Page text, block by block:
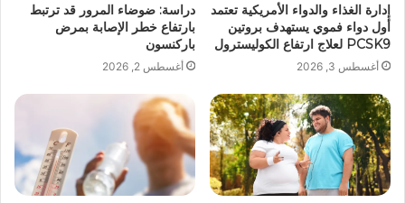
إدارة الغذاء والدواء الأمريكية تعتمد
أول دواء فموي يستهدف بروتين
PCSK9 لعلاج ارتفاع الكوليسترول
أغسطس 3, 2026
دراسة: ضوضاء المرور قد ترتبط
بارتفاع خطر الإصابة بمرض
باركنسون
أغسطس 2, 2026